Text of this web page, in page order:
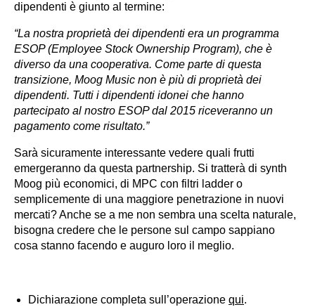
dipendenti è giunto al termine:
“La nostra proprietà dei dipendenti era un programma
ESOP (Employee Stock Ownership Program), che è
diverso da una cooperativa. Come parte di questa
transizione, Moog Music non è più di proprietà dei
dipendenti. Tutti i dipendenti idonei che hanno
partecipato al nostro ESOP dal 2015 riceveranno un
pagamento come risultato.”
Sarà sicuramente interessante vedere quali frutti
emergeranno da questa partnership. Si tratterà di synth
Moog più economici, di MPC con filtri ladder o
semplicemente di una maggiore penetrazione in nuovi
mercati? Anche se a me non sembra una scelta naturale,
bisogna credere che le persone sul campo sappiano
cosa stanno facendo e auguro loro il meglio.
Dichiarazione completa sull’operazione qui.